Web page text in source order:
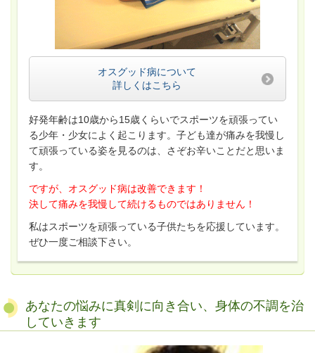
オスグッド病について
詳しくはこちら
好発年齢は10歳から15歳くらいでスポーツを頑張ってい
る少年・少女によく起こります。子ども達が痛みを我慢し
て頑張っている姿を見るのは、さぞお辛いことだと思いま
す。
ですが、オスグッド病は改善できます！
決して痛みを我慢して続けるものではありません！
私はスポーツを頑張っている子供たちを応援しています。
ぜひ一度ご相談下さい。
あなたの悩みに真剣に向き合い、身体の不調を治
していきます